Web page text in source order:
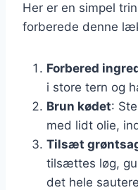
Her er en simpel
forberede denne
Forbered
i store tern og
Brun kødet:
med lidt olie,
Tilsæt
tilsættes løg,
det hele